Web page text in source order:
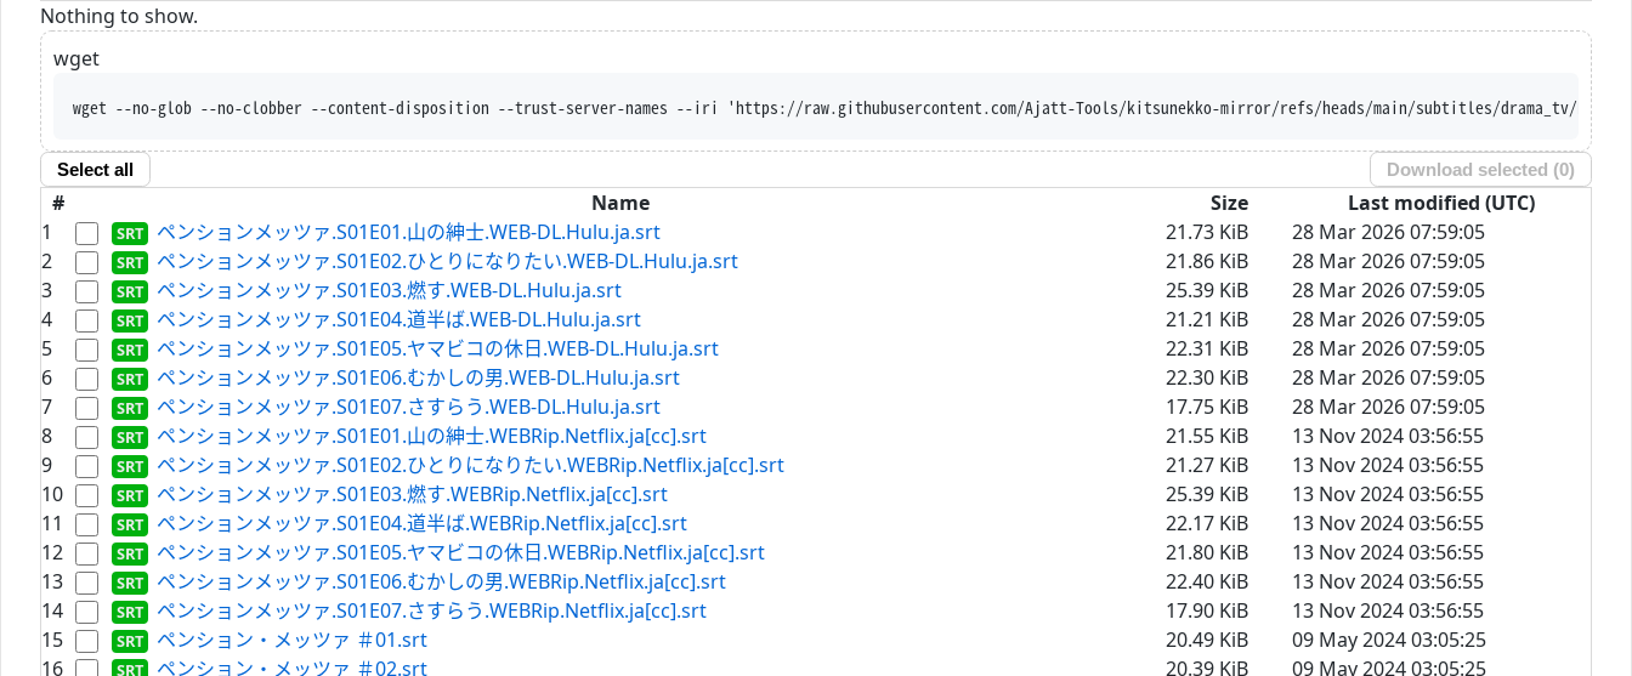
Nothing to show.
wget
wget --no-glob --no-clobber --content-disposition --trust-server-names --iri 'https://raw.githubusercontent.com/Ajatt-Tools/kitsunekko-mirror/refs/heads/main/subtitles/drama_tv/Pension%20Metsa/
Select all Download selected (0)
# Name Size
Last modified (UTC)
1
ペンションメッツァ.S01E01.山の紳士.WEB-DL.Hulu.ja.srt 21.73 KiB
28 Mar 2026 07:59:05
2
ペンションメッツァ.S01E02.ひとりになりたい.WEB-DL.Hulu.ja.srt 21.86 KiB
28 Mar 2026 07:59:05
3
ペンションメッツァ.S01E03.燃す.WEB-DL.Hulu.ja.srt 25.39 KiB
28 Mar 2026 07:59:05
4
ペンションメッツァ.S01E04.道半ば.WEB-DL.Hulu.ja.srt 21.21 KiB
28 Mar 2026 07:59:05
5
ペンションメッツァ.S01E05.ヤマビコの休日.WEB-DL.Hulu.ja.srt 22.31 KiB
28 Mar 2026 07:59:05
6
ペンションメッツァ.S01E06.むかしの男.WEB-DL.Hulu.ja.srt 22.30 KiB
28 Mar 2026 07:59:05
7
ペンションメッツァ.S01E07.さすらう.WEB-DL.Hulu.ja.srt 17.75 KiB
28 Mar 2026 07:59:05
8
ペンションメッツァ.S01E01.山の紳士.WEBRip.Netflix.ja[cc].srt 21.55 KiB
13 Nov 2024 03:56:55
9
ペンションメッツァ.S01E02.ひとりになりたい.WEBRip.Netflix.ja[cc].srt 21.27 KiB
13 Nov 2024 03:56:55
10
ペンションメッツァ.S01E03.燃す.WEBRip.Netflix.ja[cc].srt 25.39 KiB
13 Nov 2024 03:56:55
11
ペンションメッツァ.S01E04.道半ば.WEBRip.Netflix.ja[cc].srt 22.17 KiB
13 Nov 2024 03:56:55
12
ペンションメッツァ.S01E05.ヤマビコの休日.WEBRip.Netflix.ja[cc].srt 21.80 KiB
13 Nov 2024 03:56:55
13
ペンションメッツァ.S01E06.むかしの男.WEBRip.Netflix.ja[cc].srt 22.40 KiB
13 Nov 2024 03:56:55
14
ペンションメッツァ.S01E07.さすらう.WEBRip.Netflix.ja[cc].srt 17.90 KiB
13 Nov 2024 03:56:55
15
ペンション・メッツァ ＃01.srt 20.49 KiB
09 May 2024 03:05:25
16
ペンション・メッツァ ＃02.srt 20.39 KiB 09 May 2024 03:05:25